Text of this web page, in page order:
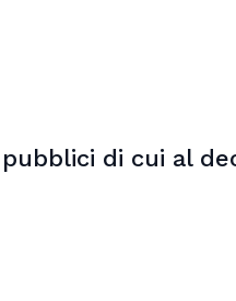
di cui al